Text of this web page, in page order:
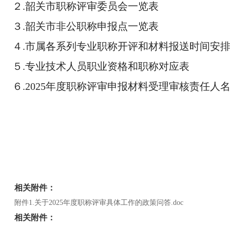
２.韶关市职称评审委员会一览表
３.韶关市非公职称申报点一览表
４.市属各系列专业职称开评和材料报送时间安
５.专业技术人员职业资格和职称对应表
６.2025年度职称评审申报材料受理审核责任人
相关附件：
附件1.关于2025年度职称评审具体工作的政策问答.doc
相关附件：